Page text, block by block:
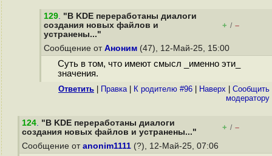
129. "В KDE переработаны диалоги
создания новых файлов и
устранены..."
+ / –
Сообщение от Аноним (47), 12-Май-25, 15:00
Суть в том, что имеют смысл _именно эти_
значения.
Ответить Правка| К родителю #96 Наверх
Cообщить
модератору
124. "В KDE переработаны диалоги
создания новых файлов и устранены..."
+ / –
Сообщение от anonim1111 (?), 12-Май-25, 07:06